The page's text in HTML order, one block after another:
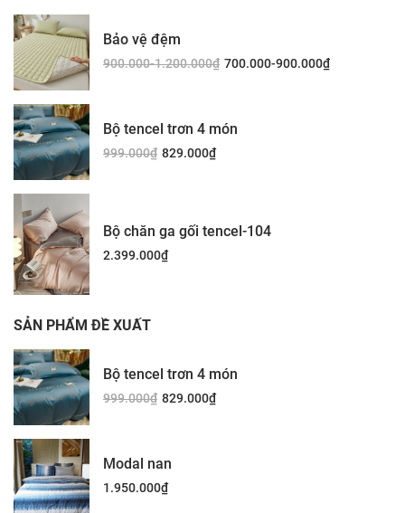
Bảo vệ đệm
900.000-1.200.000₫ 700.000-900.000₫
Bộ tencel trơn 4 món
999.000₫ 829.000₫
Bộ chăn ga gối tencel-104
2.399.000₫
SẢN PHẨM ĐỀ XUẤT
Bộ tencel trơn 4 món
999.000₫ 829.000₫
Modal nan
1.950.000₫